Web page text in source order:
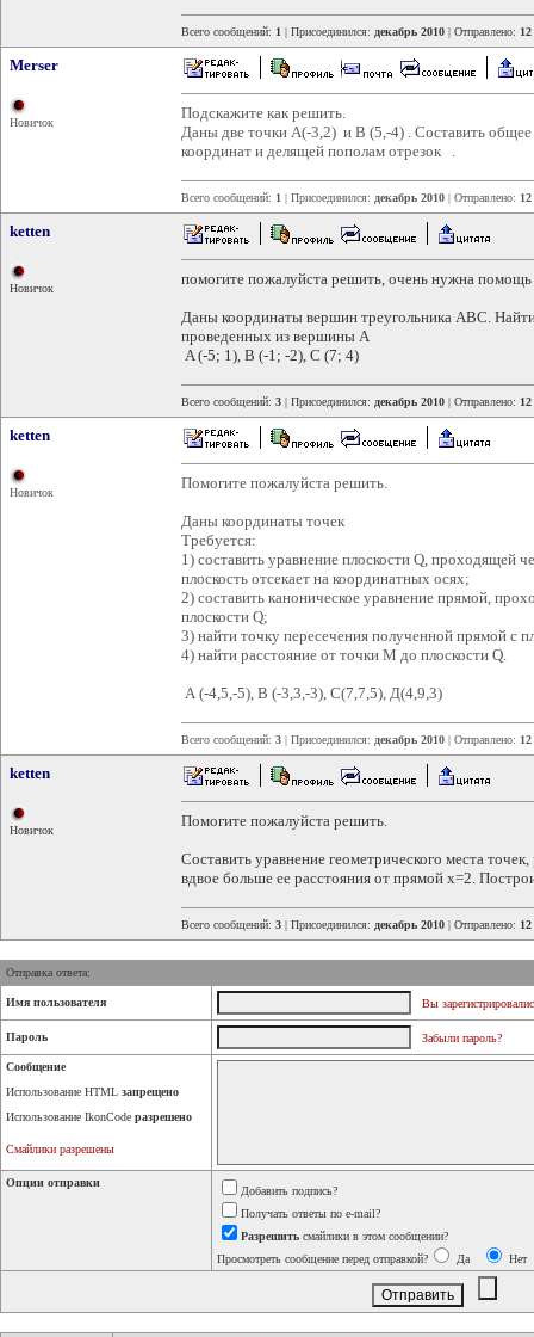
Всего сообщений: 1 | Присоединился: декабрь 2010 | Отправлено:
Merser
Новичок
Подскажите как решить.
Даны две точки А(-3,2) и В (5,-4) . Составить
координат и делящей пополам отрезок .
Всего сообщений: 1 | Присоединился: декабрь 2010 | Отправлено:
ketten
Новичок
помогите пожалуйста решить, очень нужна помощь
Даны координаты вершин треугольника АВС.
проведенных из вершины А
A (-5; 1), B (-1; -2), C (7; 4)
Всего сообщений: 3 | Присоединился: декабрь 2010 | Отправлено:
ketten
Новичок
Помогите пожалуйста решить.
Даны координаты точек
Требуется:
1) составить уравнение плоскости Q, проходящей
плоскость отсекает на координатных осях;
2) составить каноническое уравнение прямой,
плоскости Q;
3) найти точку пересечения полученной прямой с
4) найти расстояние от точки M до плоскости Q.
А (-4,5,-5), В (-3,3,-3), С(7,7,5), Д(4,9,3)
Всего сообщений: 3 | Присоединился: декабрь 2010 | Отправлено:
ketten
Новичок
Помогите пожалуйста решить.
Составить уравнение геометрического места
вдвое больше ее расстояния от прямой х=2.
Всего сообщений: 3 | Присоединился: декабрь 2010 | Отправлено:
Отправка ответа:
Имя пользователя Вы
Пароль Забыли пароль?
Сообщение
Использование HTML запрещено
Использование IkonCode разрешено
Смайлики разрешены
Опции отправки
Добавить подпись?
Получать ответы по e-mail?
Разрешить смайлики в этом сообщении?
Просмотреть сообщение перед отправкой?
Да Нет